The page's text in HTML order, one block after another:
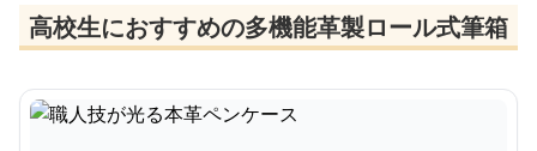
高校生におすすめの多機能革製ロール式筆箱